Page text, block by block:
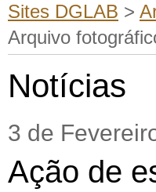
Sites DGLAB >
Arquivo
Notícias
3 de
Ação de